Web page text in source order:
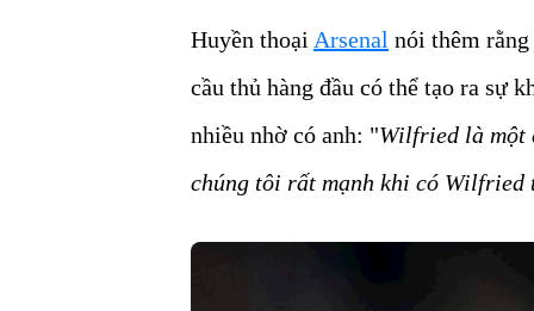
Huyền thoại Arsenal nói thêm
cầu thủ hàng đầu có thể tạo ra sự
nhiều nhờ có anh: "Wilfried là một
chúng tôi rất mạnh khi có Wilfried